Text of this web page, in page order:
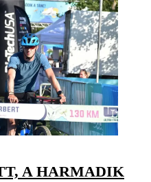
A HARMADIK